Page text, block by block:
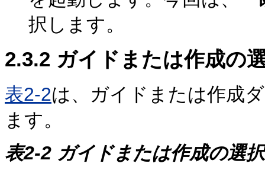
択します。
2.3.2 ガイドまたは作成の
表2-2は、ガイドまたは作成
ます。
表2-2 ガイドまたは作成の選択